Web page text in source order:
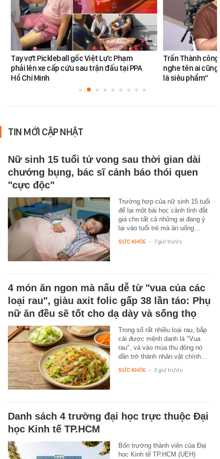
Tay vợt Pickleball gốc Việt Lực Phạm
phải lên xe cấp cứu sau trận đấu tại PPA
Hồ Chí Minh
Trấn Thành
nghe tên ai
là siêu phẩm”
TIN MỚI CẬP NHẬT
Nữ sinh 15 tuổi tử vong sau thời gian dài
chướng bụng, bác sĩ cảnh báo thói quen
"cực độc"
Trường hợp của nữ sinh 15 tuổi
để lại một bài học cảnh tỉnh đắt
giá cho tất cả những ai đang ỷ
lại vào tuổi trẻ mà ăn uống…
SỨC KHỎE - 7 giờ trước
4 món ăn ngon mà nấu dễ từ "vua của các
loại rau", giàu axit folic gấp 38 lần táo: Phụ
nữ ăn đều sẽ tốt cho dạ dày và sống thọ
Trong số rất nhiều loại rau, bắp
cải được mệnh danh là "Vua
rau", và vào mùa thu đông nó
dần trở thành nhân vật chính…
SỨC KHỎE - 3 giờ trước
Danh sách 4 trường đại học trực thuộc Đại
học Kinh tế TP.HCM
Bốn trường thành viên của Đại
học Kinh tế TP.HCM (UEH)